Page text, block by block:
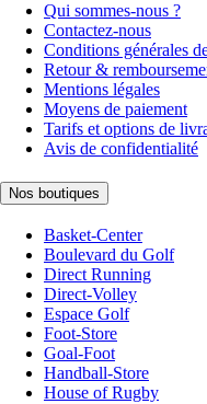
Qui sommes-nous ?
Contactez-nous
Conditions générales
Retour &
Mentions légales
Moyens de paiement
Tarifs et options de
Avis de confidentialité
Nos boutiques
Basket-Center
Boulevard du Golf
Direct Running
Direct-Volley
Espace Golf
Foot-Store
Goal-Foot
Handball-Store
House of Rugby